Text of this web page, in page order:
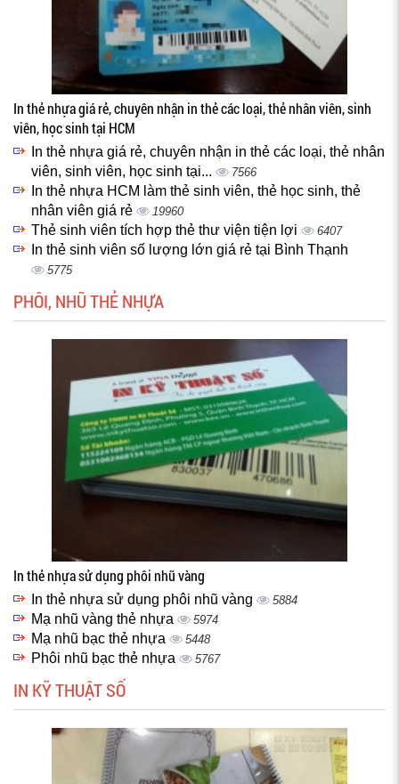
In thẻ nhựa giá rẻ, chuyên nhận in thẻ các loại, thẻ nhân viên, sinh
viên, học sinh tại HCM
In thẻ nhựa giá rẻ, chuyên nhận in thẻ các loại, thẻ nhân
viên, sinh viên, học sinh tại...
7566
In thẻ nhựa HCM làm thẻ sinh viên, thẻ học sinh, thẻ
nhân viên giá rẻ
19960
Thẻ sinh viên tích hợp thẻ thư viện tiện lợi 6407
In thẻ sinh viên số lượng lớn giá rẻ tại Bình Thạnh
5775
PHÔI, NHŨ THẺ NHỰA
In thẻ nhựa sử dụng phôi nhũ vàng
In thẻ nhựa sử dụng phôi nhũ vàng 5884
Mạ nhũ vàng thẻ nhựa 5974
Mạ nhũ bạc thẻ nhựa 5448
Phôi nhũ bạc thẻ nhựa 5767
IN KỸ THUẬT SỐ